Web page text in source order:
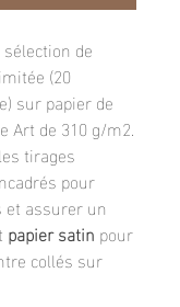
de
(20
sur papier de
Art de 310 g/m2.
tirages
pour
assurer un
papier satin pour
collés sur